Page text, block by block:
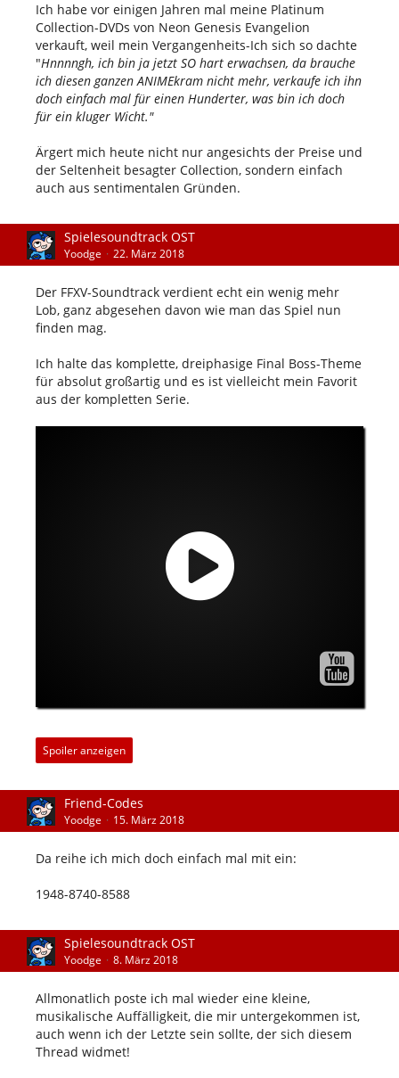
Ich habe vor einigen Jahren mal meine Platinum
Collection-DVDs von Neon Genesis Evangelion
verkauft, weil mein Vergangenheits-Ich sich so dachte
"Hnnnngh, ich bin ja jetzt SO hart erwachsen, da brauche
ich diesen ganzen ANIMEkram nicht mehr, verkaufe ich ihn
doch einfach mal für einen Hunderter, was bin ich doch
für ein kluger Wicht."
Ärgert mich heute nicht nur angesichts der Preise und
der Seltenheit besagter Collection, sondern einfach
auch aus sentimentalen Gründen.
Spielesoundtrack OST
Yoodge 22. März 2018
Der FFXV-Soundtrack verdient echt ein wenig mehr
Lob, ganz abgesehen davon wie man das Spiel nun
finden mag.
Ich halte das komplette, dreiphasige Final Boss-Theme
für absolut großartig und es ist vielleicht mein Favorit
aus der kompletten Serie.
Spoiler anzeigen
Friend-Codes
Yoodge 15. März 2018
Da reihe ich mich doch einfach mal mit ein:
1948-8740-8588
Spielesoundtrack OST
Yoodge 8. März 2018
Allmonatlich poste ich mal wieder eine kleine,
musikalische Auffälligkeit, die mir untergekommen ist,
auch wenn ich der Letzte sein sollte, der sich diesem
Thread widmet!